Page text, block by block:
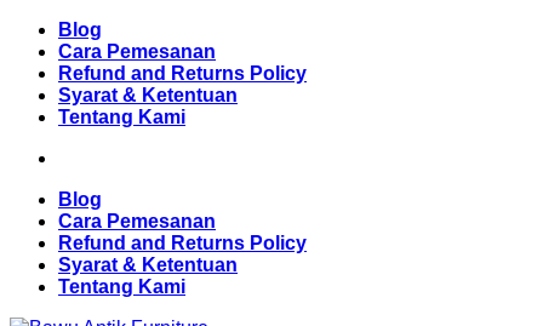
Skip
content
Blog
Cara Pemesanan
Refund and Returns Policy
Syarat & Ketentuan
Tentang Kami
Blog
Cara Pemesanan
Refund and Returns Policy
Syarat & Ketentuan
Tentang Kami